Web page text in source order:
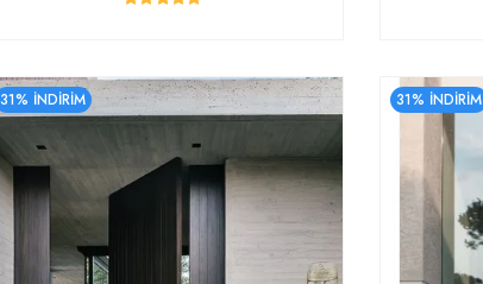
31% İNDİRİM 31% İNDİRİM